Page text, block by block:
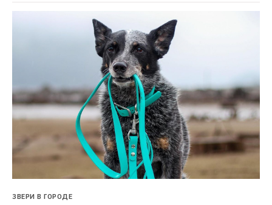
ЗВЕРИ В ГОРОДЕ